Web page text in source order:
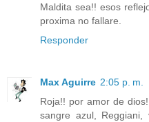
Maldita sea!! esos
proxima no fallare.
Responder
Max Aguirre 2:05 p. m.
Roja!! por amor de
sangre azul,